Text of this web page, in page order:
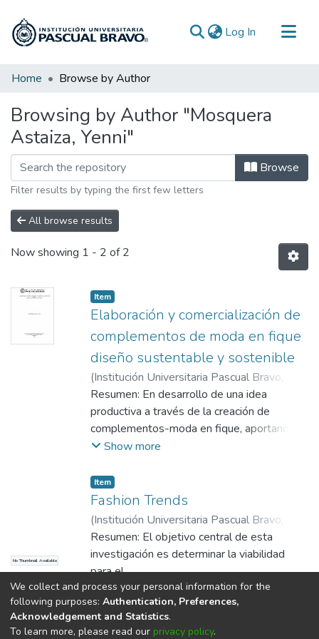
Log In (current)
Communities & Collections
Home Browse by Author
Browsing by Author "Mosquera
Astaiza, Yenni"
Browse
Filter results by typing the first few letters
All browse results
Now showing 1 - 2 of 2
Item
Elaboración y comercialización de
complementos de moda en fique
diseño sustentable y sostenible
(Institución Universitaria Pascual Bravo
2018)Mosquera Astaiza, Yenni ;Bonnet
Arango, Ana Patricia
Resumen: En desarrollo de una idea
productiva a través de la creación de
complementos-moda en fique, aportando
diseño sustentable y sostenible, se realizó
padres de familia del Colegio Nuestra
Señora del Perpetuo Socorro, en el
municipio de Silvia Cauca - Colombia. En
este se busco resaltar el potencial de un
elemento cultural y sus beneficios al
desarrollo económico de las familias, la
percepción de los involucrados y aportar
finalmente a la formación de una línea de
negocio amigable con el medio ambiente.
Show more
No Thumbnail Available
Item
Fashion Trends
(Institución Universitaria Pascual Bravo
2021)Mosquera Astaiza, Yenni; Franco
Suaza, Josué;Mejía Vélez, Lina María
Resumen: El objetivo central de esta
investigación es determinar la viabilidad
para el
montaje de la empresa FASHION TRENDS,
cuyo objeto social reside en la prestación
de servicios de diagnóstico, asesoría y
Show more
We collect and process your personal information for the
following purposes: Authentication, Preferences,
Acknowledgement and Statistics.
To learn more, please read our privacy policy.